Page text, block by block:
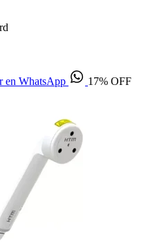
en WhatsApp 17% OFF